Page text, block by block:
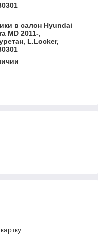
в салон Hyundai
MD 2011-,
L.Locker,